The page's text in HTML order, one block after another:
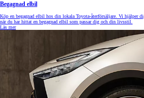
Begagnad elbil
Köp en begagnad elbil hos din lokala Toyota-återförsäljare. Vi hjälper
när du har hittat en begagnad elbil som passar dig och din livsstil.
Läs mer